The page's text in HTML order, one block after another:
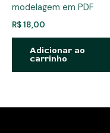
modelagem em PDF
R$18,00
Adicionar ao
carrinho